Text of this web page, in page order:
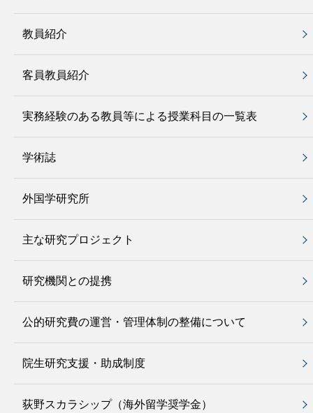
教員紹介
客員教員紹介
実務経験のある教員等による授業科目の一覧表
学術誌
外国学研究所
主な研究プロジェクト
研究機関との提携
公的研究費の運営・管理体制の整備について
院生研究支援・助成制度
荻野スカラシップ（海外留学奨学金）